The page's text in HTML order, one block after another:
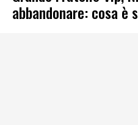
abbandonare: cosa è